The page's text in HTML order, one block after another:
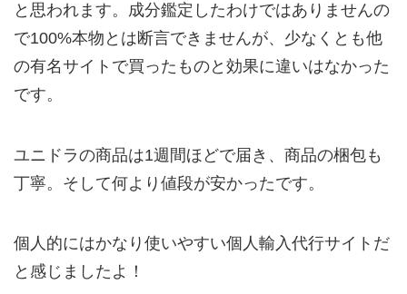
と思われます。成分鑑定したわけではありませんの
で100%本物とは断言できませんが、少なくとも他
の有名サイトで買ったものと効果に違いはなかった
です。
ユニドラの商品は1週間ほどで届き、商品の梱包も
丁寧。そして何より値段が安かったです。
個人的にはかなり使いやすい個人輸入代行サイトだ
と感じましたよ！